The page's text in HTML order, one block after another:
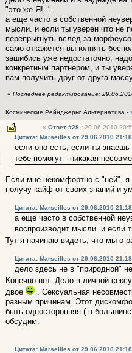
"это же Я!..".
а еще часто в собственной
мысли. и если ты уверен что не
перепрыгнуть вслед за
само откажется выполнять
зашибись уже недостаточно,
конкретным партнером, и ты
вам получить друг от друга
« Последнее редактирование:
Космические Рейнджеры: Альтернатива -
« Ответ #28 : 29.06.2010
Цитата: Marseilles от 29.06.2010
если оно есть, если ты знаешь
тебе помогут - никакая
Если мне некомфортно с "ней", я
получу кайф от своих знаний и
Цитата: Marseilles от 29.06.2010
а еще часто в собственной
воспроизводит мысли. и если
Тут я начинаю видеть, что мы о
Цитата: Marseilles от 29.06.2010
дело здесь не в "природной"
Конечно нет. Дело в личной
двое
. Сексуальная
разным причинам. Этот
быть односторонняя ( в
обсудим.
Цитата: Marseilles от 29.06.2010